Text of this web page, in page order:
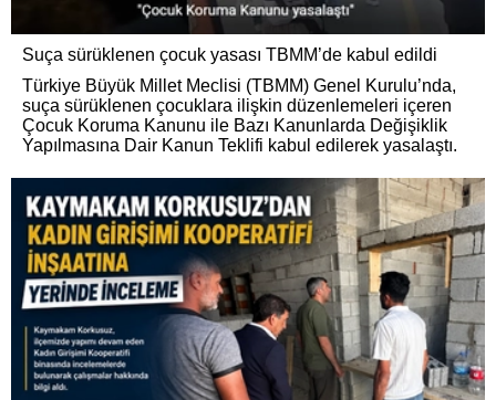
Suça sürüklenen çocuk yasası TBMM’de kabul edildi
Türkiye Büyük Millet Meclisi (TBMM) Genel Kurulu’nda,
suça sürüklenen çocuklara ilişkin düzenlemeleri içeren
Çocuk Koruma Kanunu ile Bazı Kanunlarda Değişiklik
Yapılmasına Dair Kanun Teklifi kabul edilerek yasalaştı.